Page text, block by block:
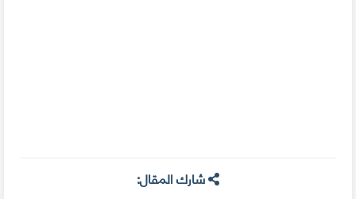
شارك المقال: